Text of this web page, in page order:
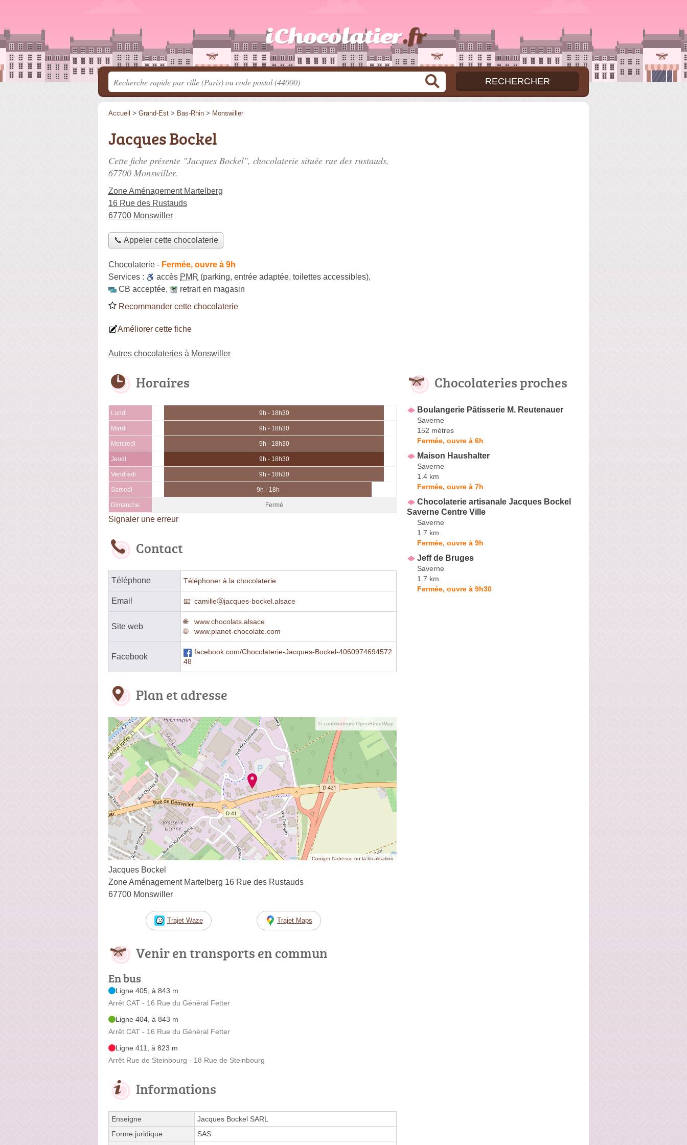
Accueil > Grand-Est > Bas-Rhin > Monswiller
Jacques Bockel
Cette fiche présente "Jacques Bockel", chocolaterie située rue des rustauds,
67700 Monswiller.
Zone Aménagement Martelberg
16 Rue des Rustauds
67700 Monswiller
📞 Appeler cette chocolaterie
Chocolaterie - Fermée, ouvre à 9h
Services :
accès PMR (parking, entrée adaptée, toilettes accessibles),
CB acceptée,
retrait en magasin
Recommander cette chocolaterie
Améliorer cette fiche
Autres chocolateries à Monswiller
Horaires
Lundi 9h - 18h30
Mardi 9h - 18h30
Mercredi 9h - 18h30
Jeudi 9h - 18h30
Vendredi 9h - 18h30
Samedi 9h - 18h
Dimanche Fermé
Signaler une erreur
Contact
Téléphone Téléphoner à la chocolaterie
Email camilleⓐjacques-bockel.alsace
Site web
www.chocolats.alsace
www.planet-chocolate.com
Facebook
facebook.com/Chocolaterie-Jacques-Bockel-4060974694572
48
Plan et adresse
© contributeurs OpenStreetMap
Corriger l’adresse ou la localisation
Jacques Bockel
Zone Aménagement Martelberg 16 Rue des Rustauds
67700 Monswiller
Trajet Waze Trajet Maps
Venir en transports en commun
En bus
Ligne 405, à 843 m
Arrêt CAT - 16 Rue du Général Fetter
Ligne 404, à 843 m
Arrêt CAT - 16 Rue du Général Fetter
Ligne 411, à 823 m
Arrêt Rue de Steinbourg - 18 Rue de Steinbourg
Informations
Enseigne
Jacques Bockel SARL
Forme juridique
SAS
Chocolateries proches
Boulangerie Pâtisserie M. Reutenauer
Saverne
152 mètres
Fermée, ouvre à 6h
Maison Haushalter
Saverne
1.4 km
Fermée, ouvre à 7h
Chocolaterie artisanale Jacques Bockel
Saverne Centre Ville
Saverne
1.7 km
Fermée, ouvre à 9h
Jeff de Bruges
Saverne
1.7 km
Fermée, ouvre à 9h30